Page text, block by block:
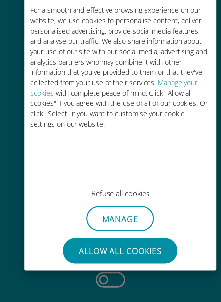
For a smooth and effective browsing experience on our
website, we use cookies to personalise content, deliver
personalised advertising, provide social media features
and analyse our traffic. We also share information about
your use of our site with our social media, advertising and
analytics partners who may combine it with other
information that you've provided to them or that they've
collected from your use of their services. Manage your
cookies with complete peace of mind. Click "Allow all
cookies" if you agree with the use of all of our cookies. Or
click "Select" if you want to customise your cookie
settings on our website.
Refuse all cookies
MANAGE
ALLOW ALL COOKIES
お客様が普段お使いのキャリアでロ
ーミングサービスを使った場合に比
べて最大で90％の節約が可能です。
かんたん追加購入
Wi-Fiやデータ残量がなくても、
手間いらず
使用中のSIMカードを抜き差しする
必要はありません